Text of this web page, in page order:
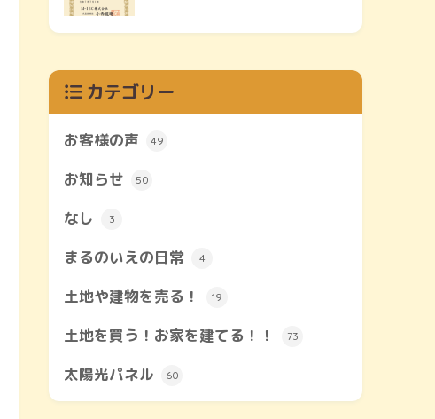
カテゴリー
お客様の声 49
お知らせ 50
なし 3
まるのいえの日常 4
土地や建物を売る！ 19
土地を買う！お家を建てる！！ 73
太陽光パネル 60